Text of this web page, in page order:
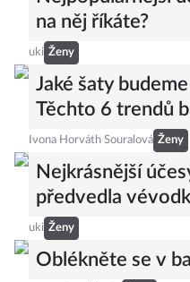
na něj říkáte?
uki Ženy
Jaké šaty
Těchto 6 trendů
Ivona Horváth Souralová Ženy
Nejkrásnější
předvedla
uki Ženy
Oblékněte se v